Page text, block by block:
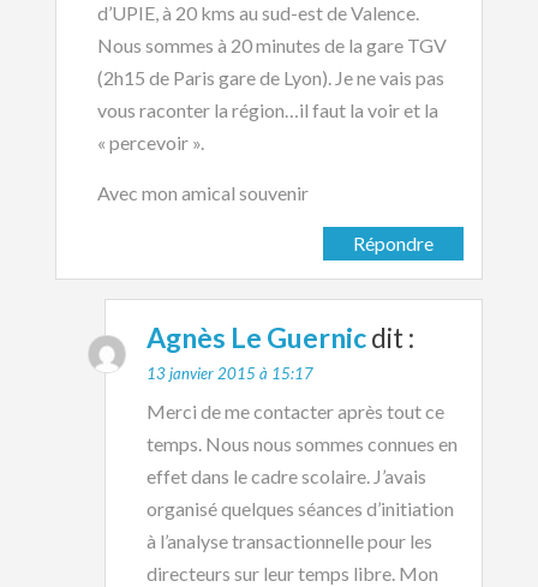
d’UPIE, à 20 kms au sud-est de Valence.
Nous sommes à 20 minutes de la gare TGV
(2h15 de Paris gare de Lyon). Je ne vais pas
vous raconter la région…il faut la voir et la
« percevoir ».
Avec mon amical souvenir
Répondre
Agnès Le Guernicdit :
13 janvier 2015 à 15:17
Merci de me contacter après tout ce
temps. Nous nous sommes connues en
effet dans le cadre scolaire. J’avais
organisé quelques séances d’initiation
à l’analyse transactionnelle pour les
directeurs sur leur temps libre. Mon